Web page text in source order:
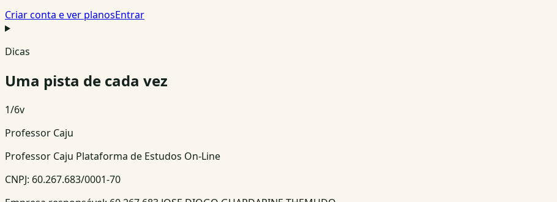
Criar conta e ver planosEntrar
Dicas
Uma pista de cada vez
1/6v
Professor Caju
Professor Caju Plataforma de Estudos On-Line
CNPJ: 60.267.683/0001-70